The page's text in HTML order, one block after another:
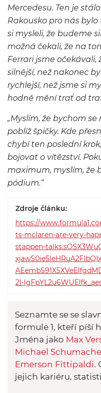
Mercedesu. Ten je
Rakousko pro nás
si mysleli, že budeme
možná čekali, že na
Ferrari jsme
silnější, než nakonec
rychlejší, než jsme si
hodně mění trať od
„Myslím, že bychom
poblíž špičky. Kde
chybí ten poslední
bojovat o vítězství.
maximum, myslím, že
pódium.“
Zdroje článku:
https://
ts-mclaren-are-very-
stappen-
2I-
Seznamte se se
formule 1, kteří píší
Jména jako Max
Michael
Emerson Fittipaldi.
jejich kariéru,